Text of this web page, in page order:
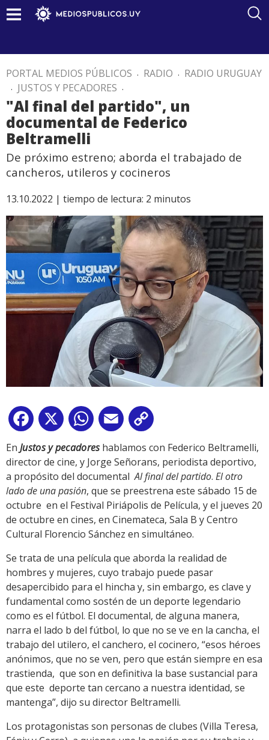
PORTAL MEDIOS PÚBLICOS . RADIO . RADIO URUGUAY
. JUSTOS Y PECADORES .
"Al final del partido", un
documental de Federico
Beltramelli
De próximo estreno; aborda el trabajado de
cancheros, utileros y cocineros
13.10.2022 | tiempo de lectura: 2 minutos
Facebook
X WhatsApp
Email
Link
En Justos y pecadoreshablamos con Federico Beltramelli,
director de cine, y Jorge Señorans, periodista deportivo,
a propósito del documentalAl final del partido. El otro
lado de una pasión, que se preestrena este sábado 15 de
octubre en el Festival Piriápolis de Película, y el jueves 20
de octubre en cines, en Cinemateca, Sala B y Centro
Cultural Florencio Sánchez en simultáneo.
Se trata de una película que aborda la realidad de
hombres y mujeres, cuyo trabajo puede pasar
desapercibido para el hincha y, sin embargo, es clave y
fundamental como sostén de un deporte legendario
como es el fútbol. El documental, de alguna manera,
narra el lado b del fútbol, lo que no se ve en la cancha, el
trabajo del utilero, el canchero, el cocinero, “esos héroes
anónimos, que no se ven, pero que están siempre en esa
trastienda, que son en definitiva la base sustancial para
que este deporte tan cercano a nuestra identidad, se
mantenga”, dijo su director Beltramelli.
Los protagonistas son personas de clubes (Villa Teresa,